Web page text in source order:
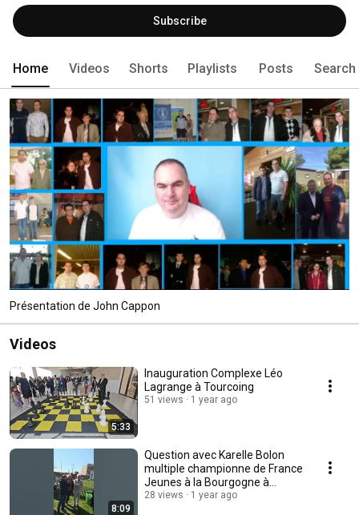
Subscribe
Home Videos Shorts Playlists Posts Search
Présentation de John Cappon
Videos
5:33
Inauguration Complexe Léo
Lagrange à Tourcoing
51 views 1 year ago
8:09
Question avec Karelle Bolon
multiple championne de France
Jeunes à la Bourgogne à
Tourcoing
28 views 1 year ago